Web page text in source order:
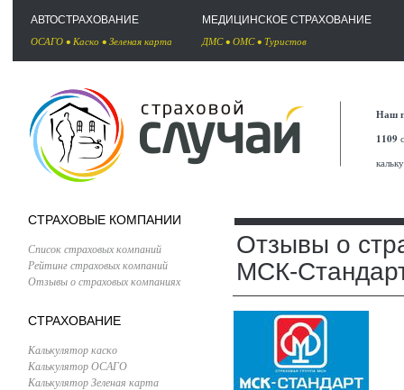
АВТОСТРАХОВАНИЕ
ОСАГО • Каско • Зеленая карта
МЕДИЦИНСКОЕ СТРАХОВАНИЕ
ДМС• ОМС• Туристов
Наш
1109
СТРАХОВЫЕ КОМПАНИИ
Список страховых компаний
Рейтинг страховых компаний
Отзывы о страховых компаниях
СТРАХОВАНИЕ
Калькулятор каско
Калькулятор ОСАГО
Калькулятор Зеленая карта
Отзывы о
МСК-